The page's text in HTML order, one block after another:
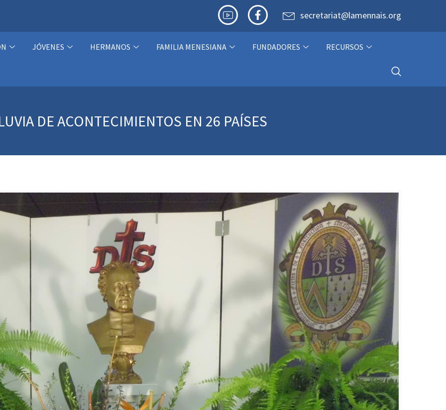
secretariat@lamennais.org
JÓVENES HERMANOS FAMILIA MENESIANA FUNDADORES RECURSOS
DE ACONTECIMIENTOS EN 26 PAÍSES